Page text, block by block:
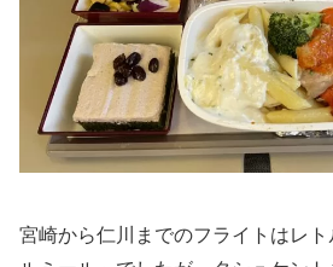
宮崎から仁川までのフライトはレ